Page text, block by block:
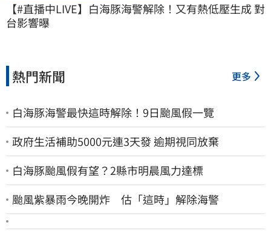
【#直播中LIVE】白海豚海警解除！又有熱低壓生成 對
台影響曝
熱門新聞 更多
白海豚海警最快這時解除！9日颱風假一覽
政府生活補助5000元連3天發 逾期視同放棄
白海豚颱風假有望？2縣市明晨風力達標
颱風紫暴雨今晚開炸 估「這時」解除海警